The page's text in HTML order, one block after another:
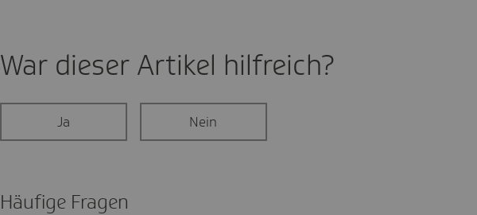
War dieser Artikel hilf­reich?
Ja Nein
Häufige Fragen